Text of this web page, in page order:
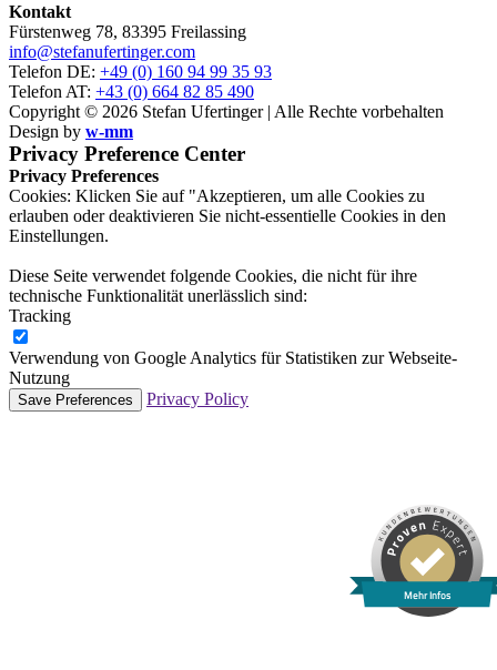
Kontakt
Fürstenweg 78, 83395 Freilassing
info@stefanufertinger.com
Telefon DE: +49 (0) 160 94 99 35 93
Telefon AT: +43 (0) 664 82 85 490
Copyright © 2026 Stefan Ufertinger | Alle Rechte vorbehalten
Design by w-mm
Privacy Preference Center
Privacy Preferences
Cookies: Klicken Sie auf "Akzeptieren, um alle Cookies zu
erlauben oder deaktivieren Sie nicht-essentielle Cookies in den
Einstellungen.
Diese Seite verwendet folgende Cookies, die nicht für ihre
technische Funktionalität unerlässlich sind:
Tracking
Verwendung von Google Analytics für Statistiken zur Webseite-
Nutzung
Privacy Policy
Mehr Infos